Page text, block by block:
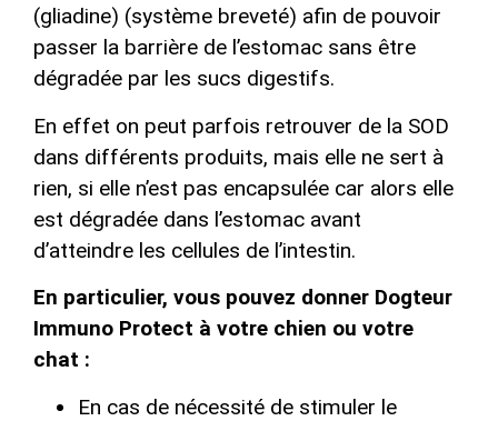
(gliadine) (système breveté) afin de pouvoir
passer la barrière de l’estomac sans être
dégradée par les sucs digestifs.
En effet on peut parfois retrouver de la SOD
dans différents produits, mais elle ne sert à
rien, si elle n’est pas encapsulée car alors elle
est dégradée dans l’estomac avant
d’atteindre les cellules de l’intestin.
En particulier, vous pouvez donner Dogteur
Immuno Protect à votre chien ou votre
chat :
En cas de nécessité de stimuler le